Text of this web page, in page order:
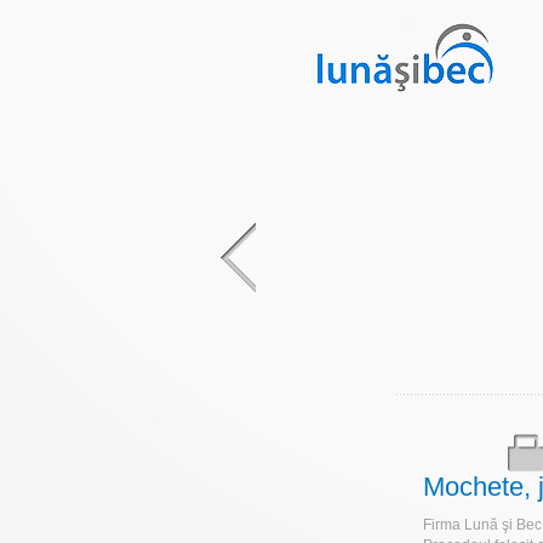
Mochete,
Firma Lună şi